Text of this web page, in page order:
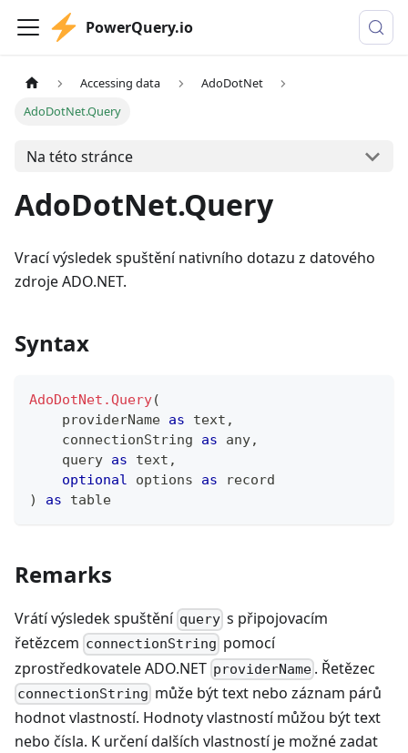
PowerQuery.io
Accessing data
AdoDotNet
AdoDotNet.Query
Na této stránce
AdoDotNet.Query
Vrací výsledek spuštění nativního dotazu z datového
zdroje ADO.NET.
Syntax
AdoDotNet.Query(
    providerName
as text ,
    connectionString
as any,
    query
as text ,
optional options as
record
)
as table
Remarks
Vrátí výsledek spuštění query s připojovacím
řetězcem connectionString pomocí
zprostředkovatele ADO.NET providerName . Řetězec
connectionString může být text nebo záznam párů
hodnot vlastností. Hodnoty vlastností můžou být text
nebo čísla. K určení dalších vlastností je možné zadat